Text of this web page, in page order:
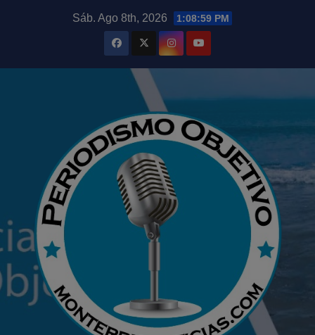
Sáb. Ago 8th, 2026 1:09:00 PM
modal-check